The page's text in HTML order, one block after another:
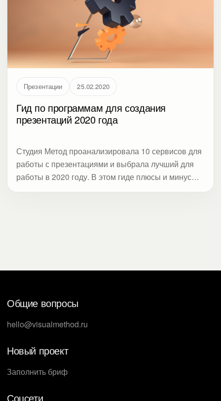
Презентации 25.02.2020
Гид по программам для создания
презентаций 2020 года
Студия Метод проанализировала 10 сервисов для
работы с презентациями и выбрала лучший для
работы в 2020 году. В этом гиде плюсы и минусы
Общие вопросы
hello@visualmethod.ru
Новый проект
Заполнить бриф
Соцсети